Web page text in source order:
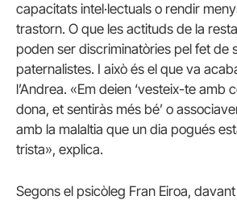
capacitats intel·lectuals o rendir
trastorn. O que les actituds de la
poden ser discriminatòries pel fet de
paternalistes. I això és el que va
l’Andrea. «Em deien ‘vesteix-te amb
dona, et sentiràs més bé’ o
amb la malaltia que un dia pogués
trista», explica.
Segons el psicòleg Fran Eiroa,